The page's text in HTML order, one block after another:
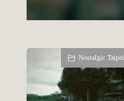
Nostalgic Taipei